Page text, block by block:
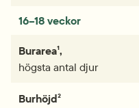
16–18 veckor
Burarea¹,
högsta antal djur
Burhöjd²